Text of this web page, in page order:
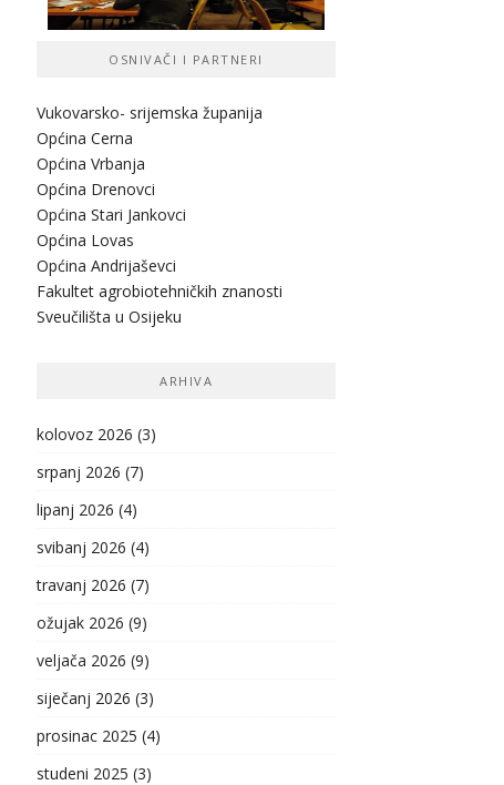
OSNIVAČI I PARTNERI
Vukovarsko- srijemska županija
Općina Cerna
Općina Vrbanja
Općina Drenovci
Općina Stari Jankovci
Općina Lovas
Općina Andrijaševci
Fakultet agrobiotehničkih znanosti
Sveučilišta u Osijeku
ARHIVA
kolovoz 2026 (3)
srpanj 2026 (7)
lipanj 2026 (4)
svibanj 2026 (4)
travanj 2026 (7)
ožujak 2026 (9)
veljača 2026 (9)
siječanj 2026 (3)
prosinac 2025 (4)
studeni 2025 (3)